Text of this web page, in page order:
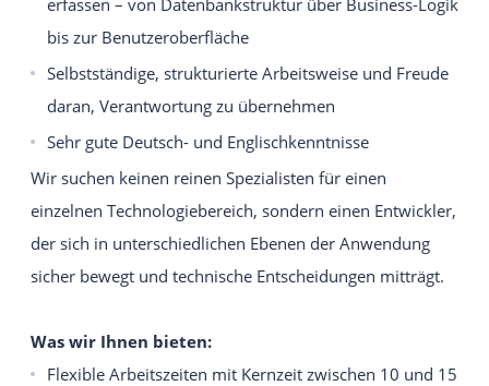
bis zur Benutzeroberfläche
Selbstständige, strukturierte Arbeitsweise und Freude
daran, Verantwortung zu übernehmen
Sehr gute Deutsch- und Englischkenntnisse
Wir suchen keinen reinen Spezialisten für einen
einzelnen Technologiebereich, sondern einen Entwickler,
der sich in unterschiedlichen Ebenen der Anwendung
sicher bewegt und technische Entscheidungen mitträgt.
Was wir Ihnen bieten:
Flexible Arbeitszeiten mit Kernzeit zwischen 10 und 15